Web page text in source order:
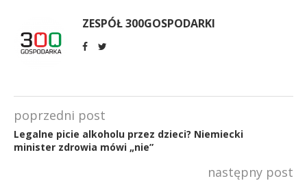
ZESPÓŁ 300GOSPODARKI
poprzedni post
Legalne picie alkoholu przez dzieci? Niemiecki
minister zdrowia mówi „nie”
następny post